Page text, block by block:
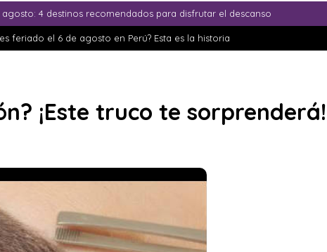
agosto: 4 destinos recomendados para disfrutar el descanso
feriado el 6 de agosto en Perú? Esta es la historia
¡Este truco te sorprenderá!